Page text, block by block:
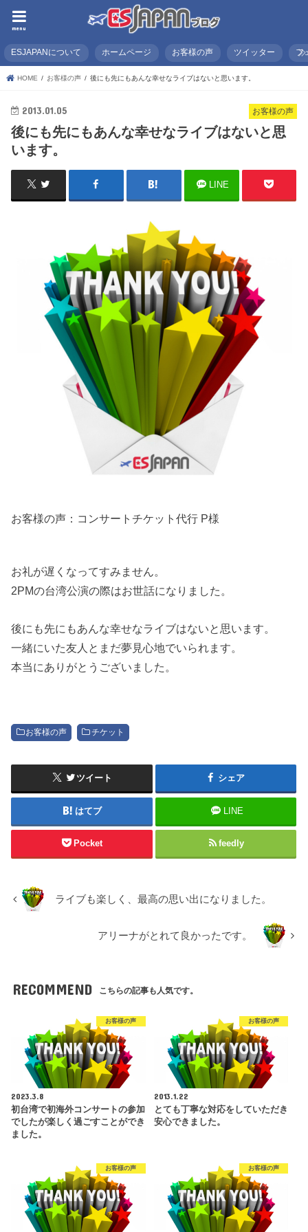
menu
ESJAPANについて ホームページ お客様の声 ツイッター フ
HOME お客様の声 後にも先にもあんな幸せなライブはないと思います。
お客様の声
2013.01.05
後にも先にもあんな幸せなライブはないと思
います。
LINE
お客様の声：コンサートチケット代行 P様
お礼が遅くなってすみません。
2PMの台湾公演の際はお世話になりました。
後にも先にもあんな幸せなライブはないと思います。
一緒にいた友人とまだ夢見心地でいられます。
本当にありがとうございました。
お客様の声 チケット
ツイート シェア
はてブ LINE
Pocket feedly
ライブも楽しく、最高の思い出になりました。
アリーナがとれて良かったです。
RECOMMEND こちらの記事も人気です。
お客様の声
2023.3.8
初台湾で初海外コンサートの参加
でしたが楽しく過ごすことができ
ました。
お客様の声
2013.1.22
とても丁寧な対応をしていただき
安心できました。
お客様の声 お客様の声